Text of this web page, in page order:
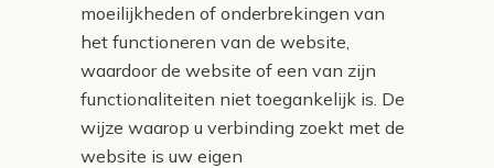
moeilijkheden of onderbrekingen van
het functioneren van de website,
waardoor de website of een van zijn
functionaliteiten niet toegankelijk is. De
wijze waarop u verbinding zoekt met de
website is uw eigen